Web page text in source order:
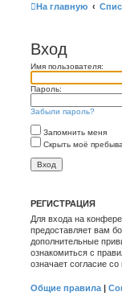
На главную
Вход
Имя пользователя:
Пароль:
Забыли пароль?
Запомнить меня
Скрыть моё
РЕГИСТРАЦИЯ
Для входа на
предоставляет вам
дополнительные
ознакомиться с
означает согласие
Общие правила |